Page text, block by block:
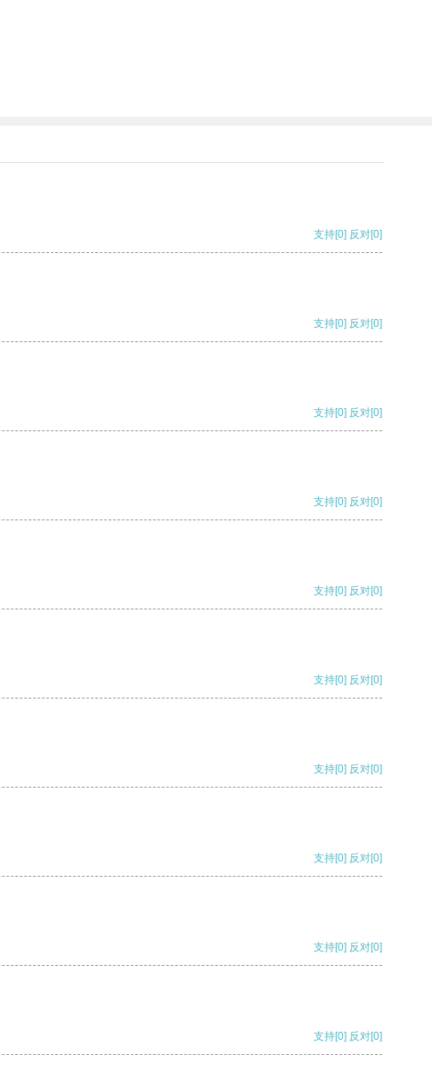
支持[0] 反对[0]
支持[0] 反对[0]
支持[0] 反对[0]
支持[0] 反对[0]
支持[0] 反对[0]
支持[0] 反对[0]
支持[0] 反对[0]
支持[0] 反对[0]
支持[0] 反对[0]
支持[0] 反对[0]